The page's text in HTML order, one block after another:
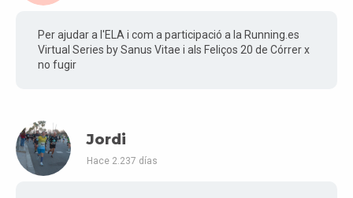
Per ajudar a l'ELA i com a participació a la Running.es
Virtual Series by Sanus Vitae i als Feliços 20 de Córrer x
no fugir
Jordi
Hace 2.237 días